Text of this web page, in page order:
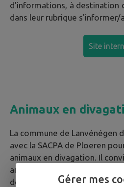
d'informations, à destination
dans leur rubrique s'informer/
Site
Animaux en
La commune de Lanvénégen
avec la SACPA de Ploeren
animaux en divagation. Il
animaux à la mairie, c'est
demande ensuite l'intervention
Gérer mes